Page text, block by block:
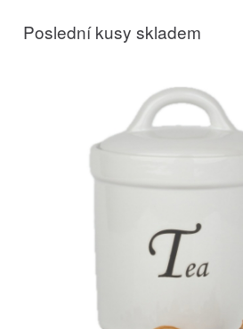
Poslední kusy skladem